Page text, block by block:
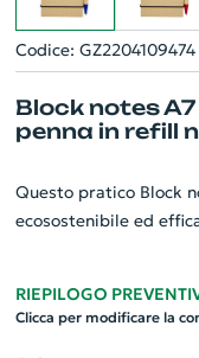
Codice: GZ2204109474
Block notes
penna in refill
Questo pratico Block
ecosostenibile ed
garantire una scrittura
RIEPILOGO
Clicca per modificare la